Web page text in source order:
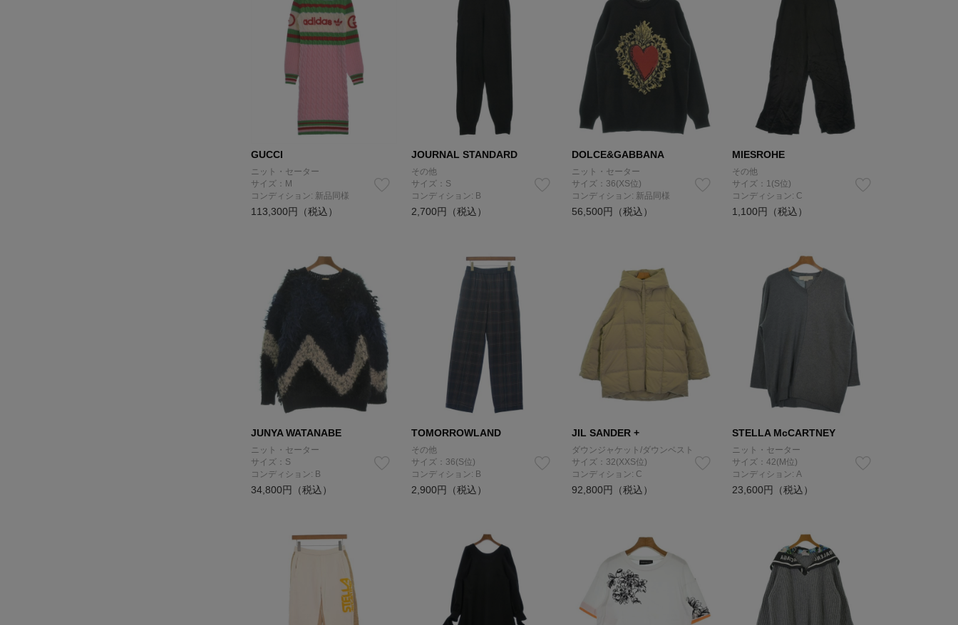
GUCCI
ニット・セーター
サイズ：M
コンディション: 新品同様
113,300円（税込）
JOURNAL STANDARD
その他
サイズ：S
コンディション: B
2,700円（税込）
DOLCE&GABBANA
ニット・セーター
サイズ：36(XS位)
コンディション: 新品同様
56,500円（税込）
MIESROHE
その他
サイズ：1(S位)
コンディション: C
1,100円（税込）
JUNYA WATANABE
ニット・セーター
サイズ：S
コンディション: B
34,800円（税込）
TOMORROWLAND
その他
サイズ：36(S位)
コンディション: B
2,900円（税込）
JIL SANDER +
ダウンジャケット/ダウンベスト
サイズ：32(XXS位)
コンディション: C
92,800円（税込）
STELLA McCARTNEY
ニット・セーター
サイズ：42(M位)
コンディション: A
23,600円（税込）